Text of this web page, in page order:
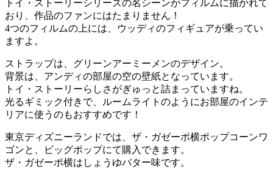
トイ・ストーリーシリーズの名シーンがフィルムに描かれて
おり、作品のファンにはたまりません！
4つのフィルムの上には、ウッディのフィギュアが乗ってい
ますよ。
ストラップは、グリーンアーミーメンのデザイン。
背景は、アンディの部屋の空の壁紙となっています。
トイ・ストーリーらしさがぎゅっと詰まっていますね。
光るギミック付きで、ルームライトのようにお部屋のインテ
リアに使うのもおすすめです！
東京ディズニーランドでは、ザ・ガゼーポ横ポップコーンワ
ゴンと、ビッグポップにて購入できます。
ザ・ガゼーポ横はしょうゆバター味です。